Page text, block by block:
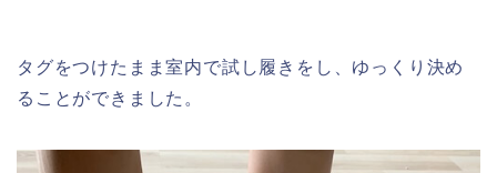
タグをつけたまま室内で試し履きをし、ゆっくり決め
ることができました。